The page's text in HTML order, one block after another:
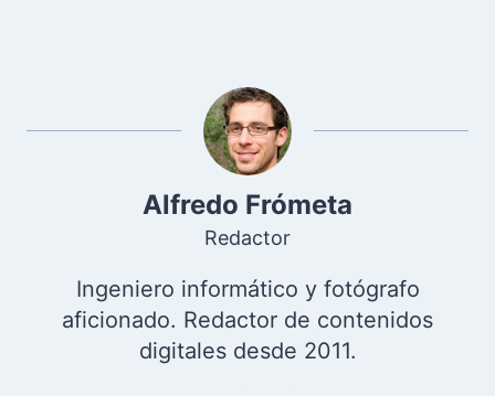
Alfredo Frómeta
Redactor
Ingeniero informático y fotógrafo
aficionado. Redactor de contenidos
digitales desde 2011.